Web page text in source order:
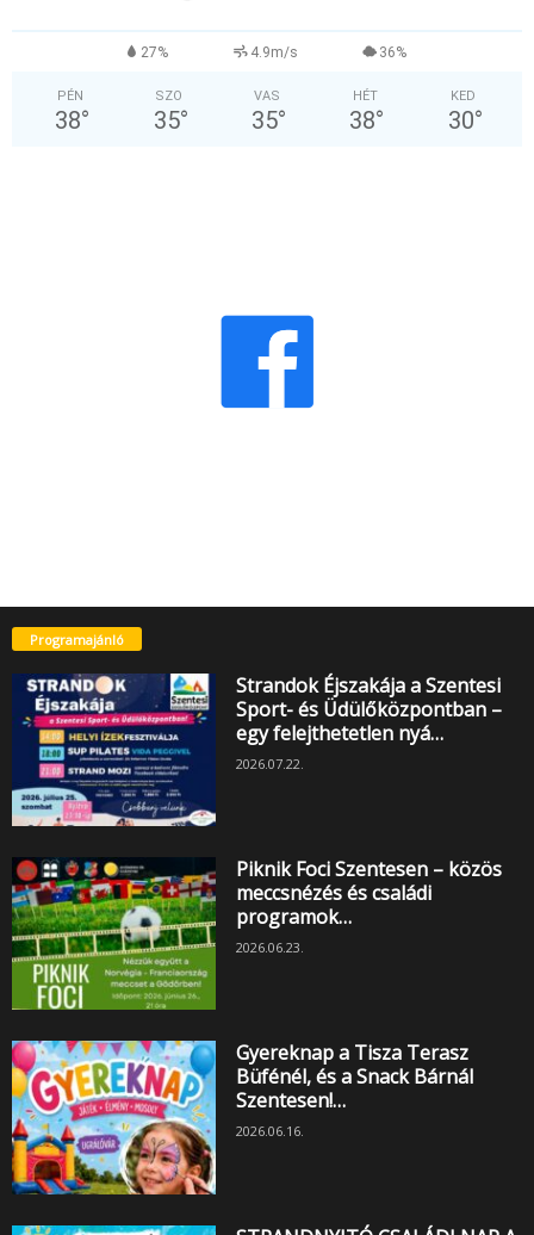
27% 4.9m/s 36%
PÉN
38°
SZO
35°
VAS
35°
HÉT
38°
KED
30°
Programajánló
Strandok Éjszakája a Szentesi
Sport- és Üdülőközpontban –
egy felejthetetlen nyá…
2026.07.22.
Piknik Foci Szentesen – közös
meccsnézés és családi
programok…
2026.06.23.
Gyereknap a Tisza Terasz
Büfénél, és a Snack Bárnál
Szentesen!…
2026.06.16.